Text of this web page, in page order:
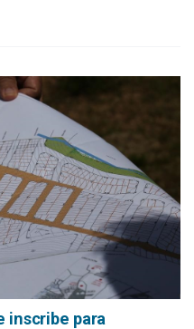
inscribe para